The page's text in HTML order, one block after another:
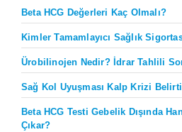
Beta HCG Değerleri Kaç Olmalı?
Kimler Tamamlayıcı Sağlık
Ürobilinojen Nedir? İdrar Tahlili
Sağ Kol Uyuşması Kalp Krizi
Beta HCG Testi Gebelik Dışında
Çıkar?